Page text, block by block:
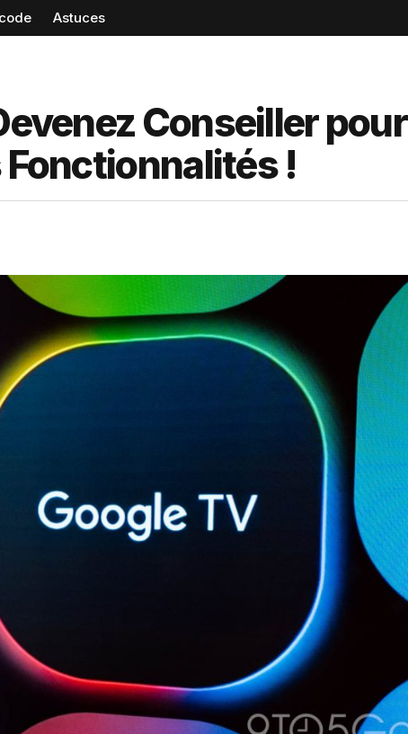
Astuces
Conseiller pour
!